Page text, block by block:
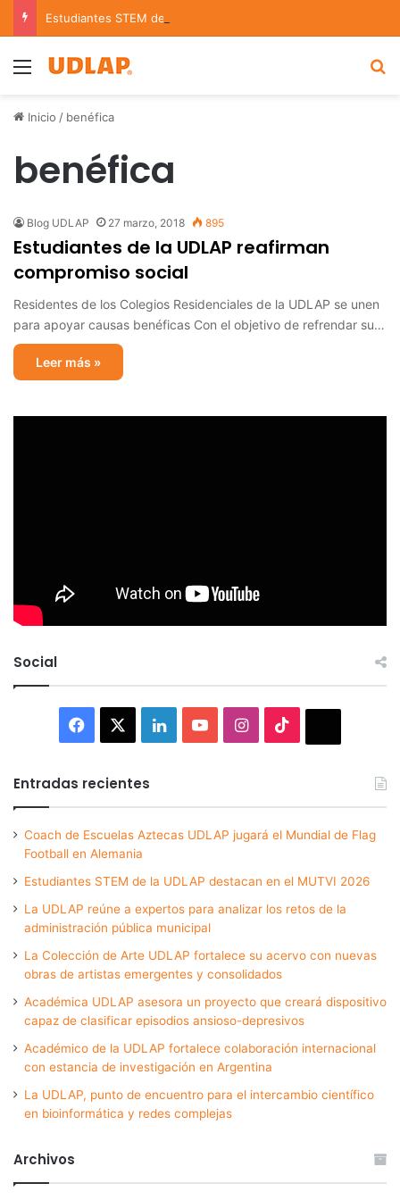
Menu
Inicio / benéfica
benéfica
Blog UDLAP 27 marzo, 2018 895
Estudiantes de la UDLAP reafirman
compromiso social
Residentes de los Colegios Residenciales de la UDLAP se unen
para apoyar causas benéficas Con el objetivo de refrendar su…
Leer más »
Social
Facebook LinkedInYouTubeInstagram
Entradas recientes
Coach de Escuelas Aztecas UDLAP jugará el Mundial de Flag
Football en Alemania
Estudiantes STEM de la UDLAP destacan en el MUTVI 2026
La UDLAP reúne a expertos para analizar los retos de la
administración pública municipal
La Colección de Arte UDLAP fortalece su acervo con nuevas
obras de artistas emergentes y consolidados
Académica UDLAP asesora un proyecto que creará dispositivo
capaz de clasificar episodios ansioso-depresivos
Académico de la UDLAP fortalece colaboración internacional
con estancia de investigación en Argentina
La UDLAP, punto de encuentro para el intercambio científico
en bioinformática y redes complejas
Archivos